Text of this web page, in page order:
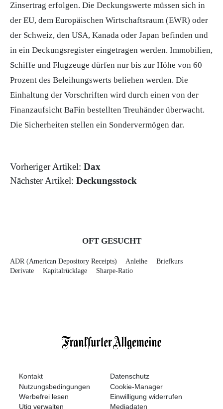
Zinsertrag erfolgen. Die Deckungswerte müssen sich in
der EU, dem Europäischen Wirtschaftsraum (EWR) oder
der Schweiz, den USA, Kanada oder Japan befinden und
in ein Deckungsregister eingetragen werden. Immobilien,
Schiffe und Flugzeuge dürfen nur bis zur Höhe von 60
Prozent des Beleihungswerts beliehen werden. Die
Einhaltung der Vorschriften wird durch einen von der
Finanzaufsicht BaFin bestellten Treuhänder überwacht.
Die Sicherheiten stellen ein Sondervermögen dar.
Vorheriger Artikel: Dax
Nächster Artikel: Deckungsstock
OFT GESUCHT
ADR (American Depository Receipts) Anleihe
Briefkurs
Derivate
Kapitalrücklage Sharpe-Ratio
Kontakt
Datenschutz
Nutzungsbedingungen
Cookie-Manager
Werbefrei lesen
Einwilligung widerrufen
Utiq verwalten
Mediadaten